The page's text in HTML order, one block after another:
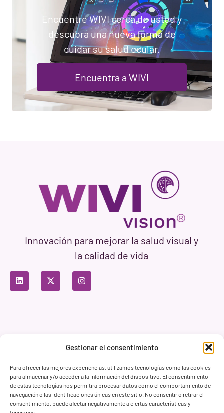
Gestionar el consentimiento
Para ofrecer las mejores experiencias, utilizamos tecnologías como las cookies
para almacenar y/o acceder a la información del dispositivo. El consentimiento
de estas tecnologías nos permitirá procesar datos como el comportamiento de
navegación o las identificaciones únicas en este sitio. No consentir o retirar el
consentimiento, puede afectar negativamente a ciertas características y
Encuentre WIVI cerca de usted y
descubra una nueva forma de
cuidar su salud ocular.
Encuentra a WIVI
Innovación para mejorar la salud visual y
la calidad de vida
Política de privacidad
Condiciones de uso
Política de cookies